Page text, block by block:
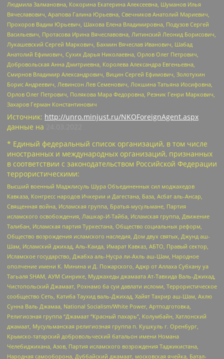
Людмила Залмановна, Кокорина Екатерина Алексеевна, Шуманов Илья
Вячеславович, Арапова Галина Юрьевна, Свечников Анатолий Мариевич,
Прохоров Вадим Юрьевич, Шахова Елена Владимировна, Подузов Сергей
Васильевич, Протасова Ирина Вячеславовна, Литинский Леонид Борисович,
Лукашевский Сергей Маркович, Бахмин Вячеслав Иванович, Шабад
Анатолий Ефимович, Сухих Дарья Николаевна, Орлов Олег Петрович,
Добровольская Анна Дмитриевна, Королева Александра Евгеньевна,
Смирнов Владимир Александрович, Вицин Сергей Ефимович, Золотухин
Борис Андреевич, Левинсон Лев Семенович, Локшина Татьяна Иосифовна,
Орлов Олег Петрович, Полякова Мара Федоровна, Резник Генри Маркович,
Захаров Герман Константинович
Источник: http://unro.minjust.ru/NKOForeignAgent.aspx
данные на
* Единый федеральный список организаций, в том числе
иностранных и международных организаций, признанных
в соответствии с законодательством Российской Федерации
террористическими:
Высший военный Маджлисуль Шура Объединенных сил моджахедов
Кавказа, Конгресс народов Ичкерии и Дагестана, База, Асбат аль-Ансар,
Священная война, Исламская группа, Братья-мусульмане, Партия
исламского освобождения, Лашкар-И-Тайба, Исламская группа, Движение
Талибан, Исламская партия Туркестана, Общество социальных реформ,
Общество возрождения исламского наследия, Дом двух святых, Джунд аш-
Шам, Исламский джихад, Аль-Каида, Имарат Кавказ, АБТО, Правый сектор,
Исламское государство, Джабха аль-Нусра ли-Ахль аш-Шам, Народное
ополчение имени К. Минина и Д. Пожарского, Аджр от Аллаха Субхану уа
Тагьаля SHAM, АУМ Синрике, Муджахеды джамаата Ат-Тавхида Валь-Джихад,
Чистопольский Джамаат, Рохнамо ба суи давлати исломи, Террористическое
сообщество Сеть, Катиба Таухид валь-Джихад, Хайят Тахрир аш-Шам, Ахлю
Сунна Валь Джамаа, National Socialism/White Power, Артподготовка,
Религиозная группа “Джамаат “Красный пахарь”, Колумбайн, Хатлонский
джамаат, Мусульманская религиозная группа п. Кушкуль г. Оренбург,
Крымско-татарский добровольческий батальон имени Номана
Челебиджихана, Азов, Партия исламского возрождения Таджикистана,
Народная самооборона, Дуббайский джамаат, московская ячейка, Батал-